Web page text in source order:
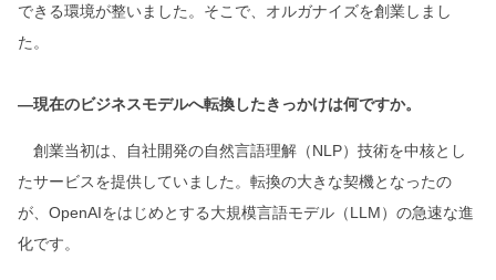
できる環境が整いました。そこで、オルガナイズを創業しまし
た。
―現在のビジネスモデルへ転換したきっかけは何ですか。
創業当初は、自社開発の自然言語理解（NLP）技術を中核とし
たサービスを提供していました。転換の大きな契機となったの
が、OpenAIをはじめとする大規模言語モデル（LLM）の急速な進
化です。